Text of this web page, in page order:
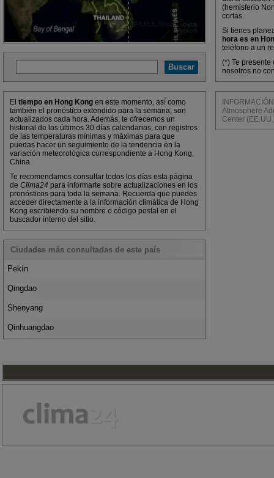
El tiempo en Hong Kong en este momento, así como
también el pronóstico extendido para la semana, son
actualizados cada hora. Además, te ofrecemos un
historial de los últimos 30 días calendarios, con registros
de las temperaturas mínimas y máximas para que
puedas hacer un seguimiento de la tendencia en la
variación meteorológica correspondiente a Hong Kong,
China.
Te recomendamos consultar todos los días esta página
de Clima24 para informarte sobre actualizaciones en los
pronósticos para toda la semana. Recuerda que puedes
acceder directamente a la información climática de Hong
Kong escribiendo su nombre o código postal en el
buscador interno del sitio.
Ciudades más consultadas de este país
Pekín
Qingdao
Shenyang
Qinhuangdao
(hemisferio
cortas.
Si tienes
hora es en
teléfono a un
(*) Te
nosotros no
Atmosphere
Center